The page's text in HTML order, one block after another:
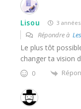
Lisou 3
Répondre à
Le plus tôt
changer ta vision
0